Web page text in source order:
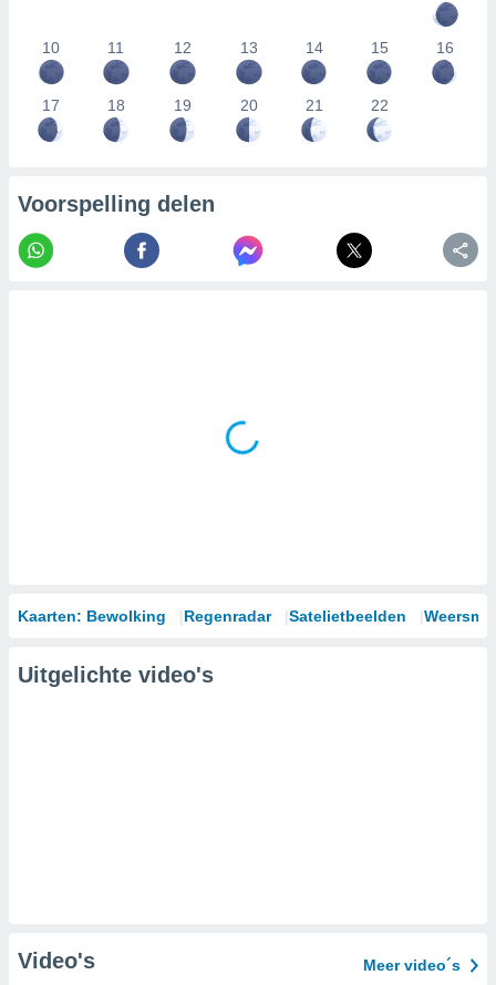
10 11 12 13 14 15 16
17 18 19 20 21 22
Voorspelling delen
Kaarten: Bewolking Regenradar Satelietbeelden
Uitgelichte video's
Video's Meer video´s